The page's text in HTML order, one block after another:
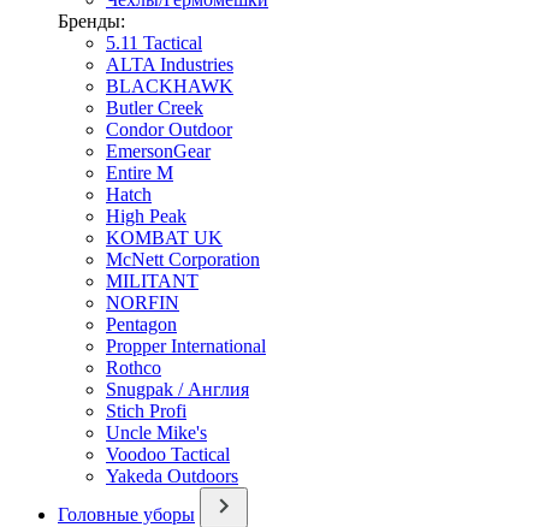
Бренды:
5.11 Tactical
ALTA Industries
BLACKHAWK
Butler Creek
Condor Outdoor
EmersonGear
Entire M
Hatch
High Peak
KOMBAT UK
McNett Corporation
MILITANT
NORFIN
Pentagon
Propper International
Rothco
Snugpak / Англия
Stich Profi
Uncle Mike's
Voodoo Tactical
Yakeda Outdoors
Головные уборы